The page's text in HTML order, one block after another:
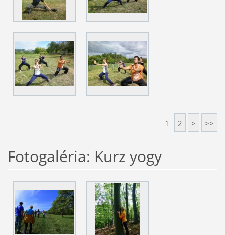
1 2 > >>
Fotogaléria: Kurz yogy